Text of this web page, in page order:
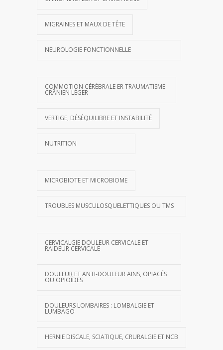
MIGRAINES ET MAUX DE TÊTE
NEUROLOGIE FONCTIONNELLE
COMMOTION CÉRÉBRALE ER TRAUMATISME
CRÂNIEN LÉGER
VERTIGE, DÉSÉQUILIBRE ET INSTABILITÉ
NUTRITION
MICROBIOTE ET MICROBIOME
TROUBLES MUSCULOSQUELETTIQUES OU TMS
CERVICALGIE DOULEUR CERVICALE ET
RAIDEUR CERVICALE
DOULEUR ET ANTI-DOULEUR AINS, OPIACÉS
OU OPIOÏDES
DOULEURS LOMBAIRES : LOMBALGIE ET
LUMBAGO
HERNIE DISCALE, SCIATIQUE, CRURALGIE ET NCB